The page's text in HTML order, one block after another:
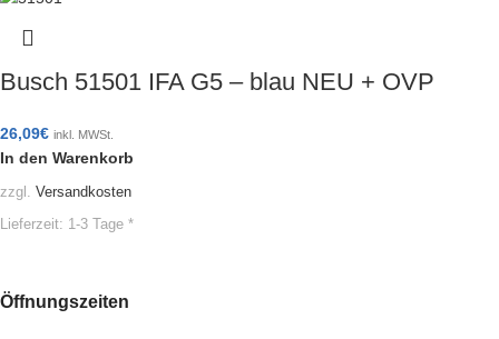
Busch 51501 IFA G5 – blau NEU + OVP
26,09€ inkl. MWSt.
In den Warenkorb
zzgl. Versandkosten
Lieferzeit: 1-3 Tage *
Öffnungszeiten